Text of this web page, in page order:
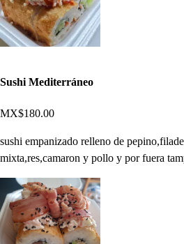
Sushi Mediterráneo
MX$180.00
sushi empanizado relleno de
mixta,res,camaron y pollo y por fuera